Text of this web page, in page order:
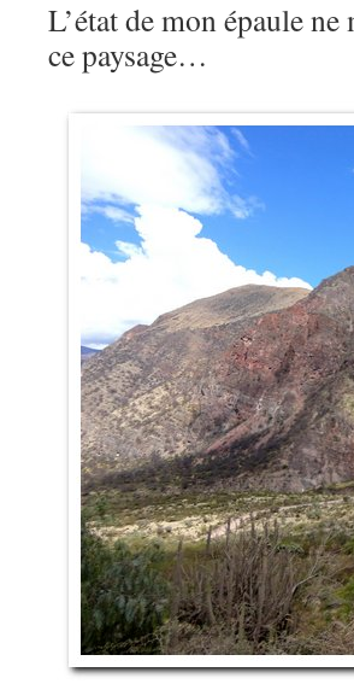
L’état de mon épaule
ce paysage…